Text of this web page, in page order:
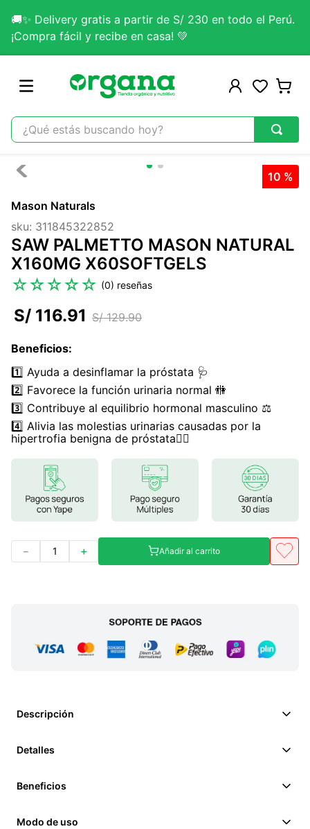
🚚✨ Delivery gratis a partir de S/ 230 en todo el Perú.
¡Compra fácil y recibe en casa! 💚
¿Qué estás buscando hoy?
TÉRMINOS MÁS BUSCADOS
2.
citrato magnesio
3.
colageno
4
kefir
5 .
glicinato magnesio
8.
stevia
9.
clorofila
10
ashwagandha
10 %
Mason Naturals
sku: 311845322852
SAW PALMETTO MASON NATURAL
X160MG X60SOFTGELS
☆☆☆☆☆ (0)
S/ 129.90
S/ 116.91
Beneficios:
1️⃣ Ayuda a desinflamar la próstata 🩺
2️⃣ Favorece la función urinaria normal 🚻
3️⃣ Contribuye al equilibrio hormonal masculino ⚖️
4️⃣ Alivia las molestias urinarias causadas por la
hipertrofia benigna de próstata👨‍⚕️
＋
－ Añadir al carrito
Descripción
Detalles
Beneficios
Modo de uso